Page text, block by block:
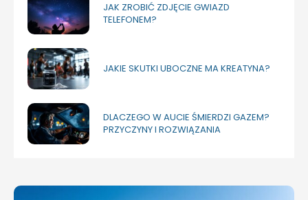
JAK ZROBIĆ ZDJĘCIE GWIAZD
TELEFONEM?
JAKIE SKUTKI UBOCZNE MA KREATYNA?
DLACZEGO W AUCIE ŚMIERDZI GAZEM?
PRZYCZYNY I ROZWIĄZANIA